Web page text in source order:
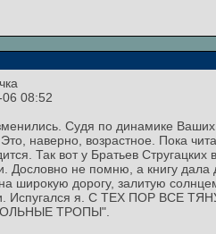
08:52
Судя по динамике
Это, наверно, возрастное. Пока
Так вот у Братьев
Дословно не помню, а книгу дала
широкую дорогу, залитую
Испугался я. С ТЕХ ПОР
ТРОПЫ".